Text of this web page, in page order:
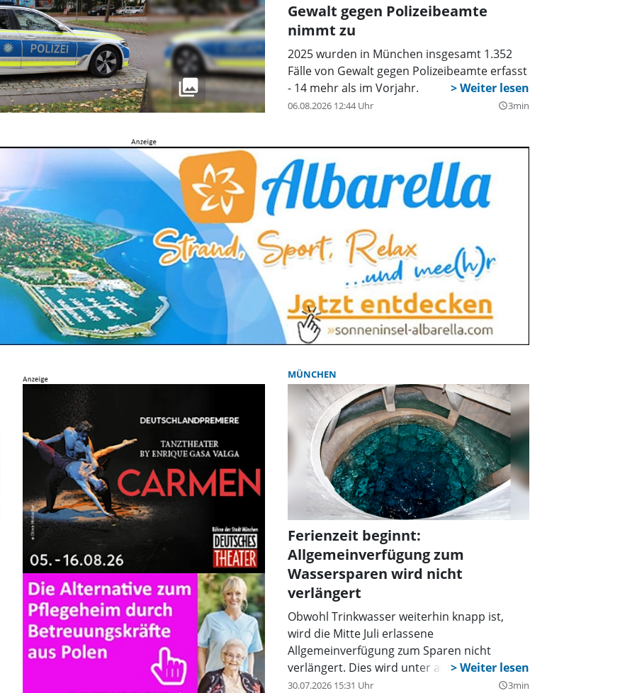
Gewalt gegen Polizeibeamte
nimmt zu
2025 wurden in München insgesamt 1.352
Fälle von Gewalt gegen Polizeibeamte erfasst
- 14 mehr als im Vorjahr.
06.08.2026 12:44 Uhr query_builder3min
MÜNCHEN
Ferienzeit beginnt:
Allgemeinverfügung zum
Wassersparen wird nicht
verlängert
Obwohl Trinkwasser weiterhin knapp ist,
wird die Mitte Juli erlassene
Allgemeinverfügung zum Sparen nicht
verlängert. Dies wird unter anderem mit der
Erwartung begründet, dass mit dem Beginn
30.07.2026 15:31 Uhr query_builder3min